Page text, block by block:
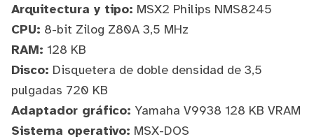
Arquitectura y tipo: MSX2 Philips NMS8245
CPU: 8-bit Zilog Z80A 3,5 MHz
RAM: 128 KB
Disco: Disquetera de doble densidad de 3,5
pulgadas 720 KB
Adaptador gráfico: Yamaha V9938 128 KB VRAM
Sistema operativo: MSX-DOS